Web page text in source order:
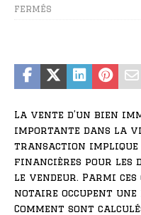
fermés
La vente d’un bien
importante dans la
transaction implique
financières pour les
le vendeur. Parmi
notaire occupent une
Comment sont